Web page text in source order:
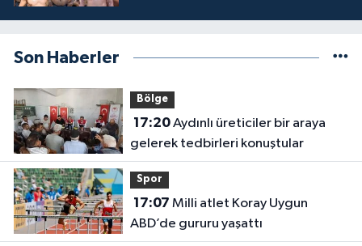
Son Haberler
Bölge
17:20Aydınlı üreticiler bir araya
gelerek tedbirleri konuştular
Spor
17:07
ABD’de gururu yaşattı